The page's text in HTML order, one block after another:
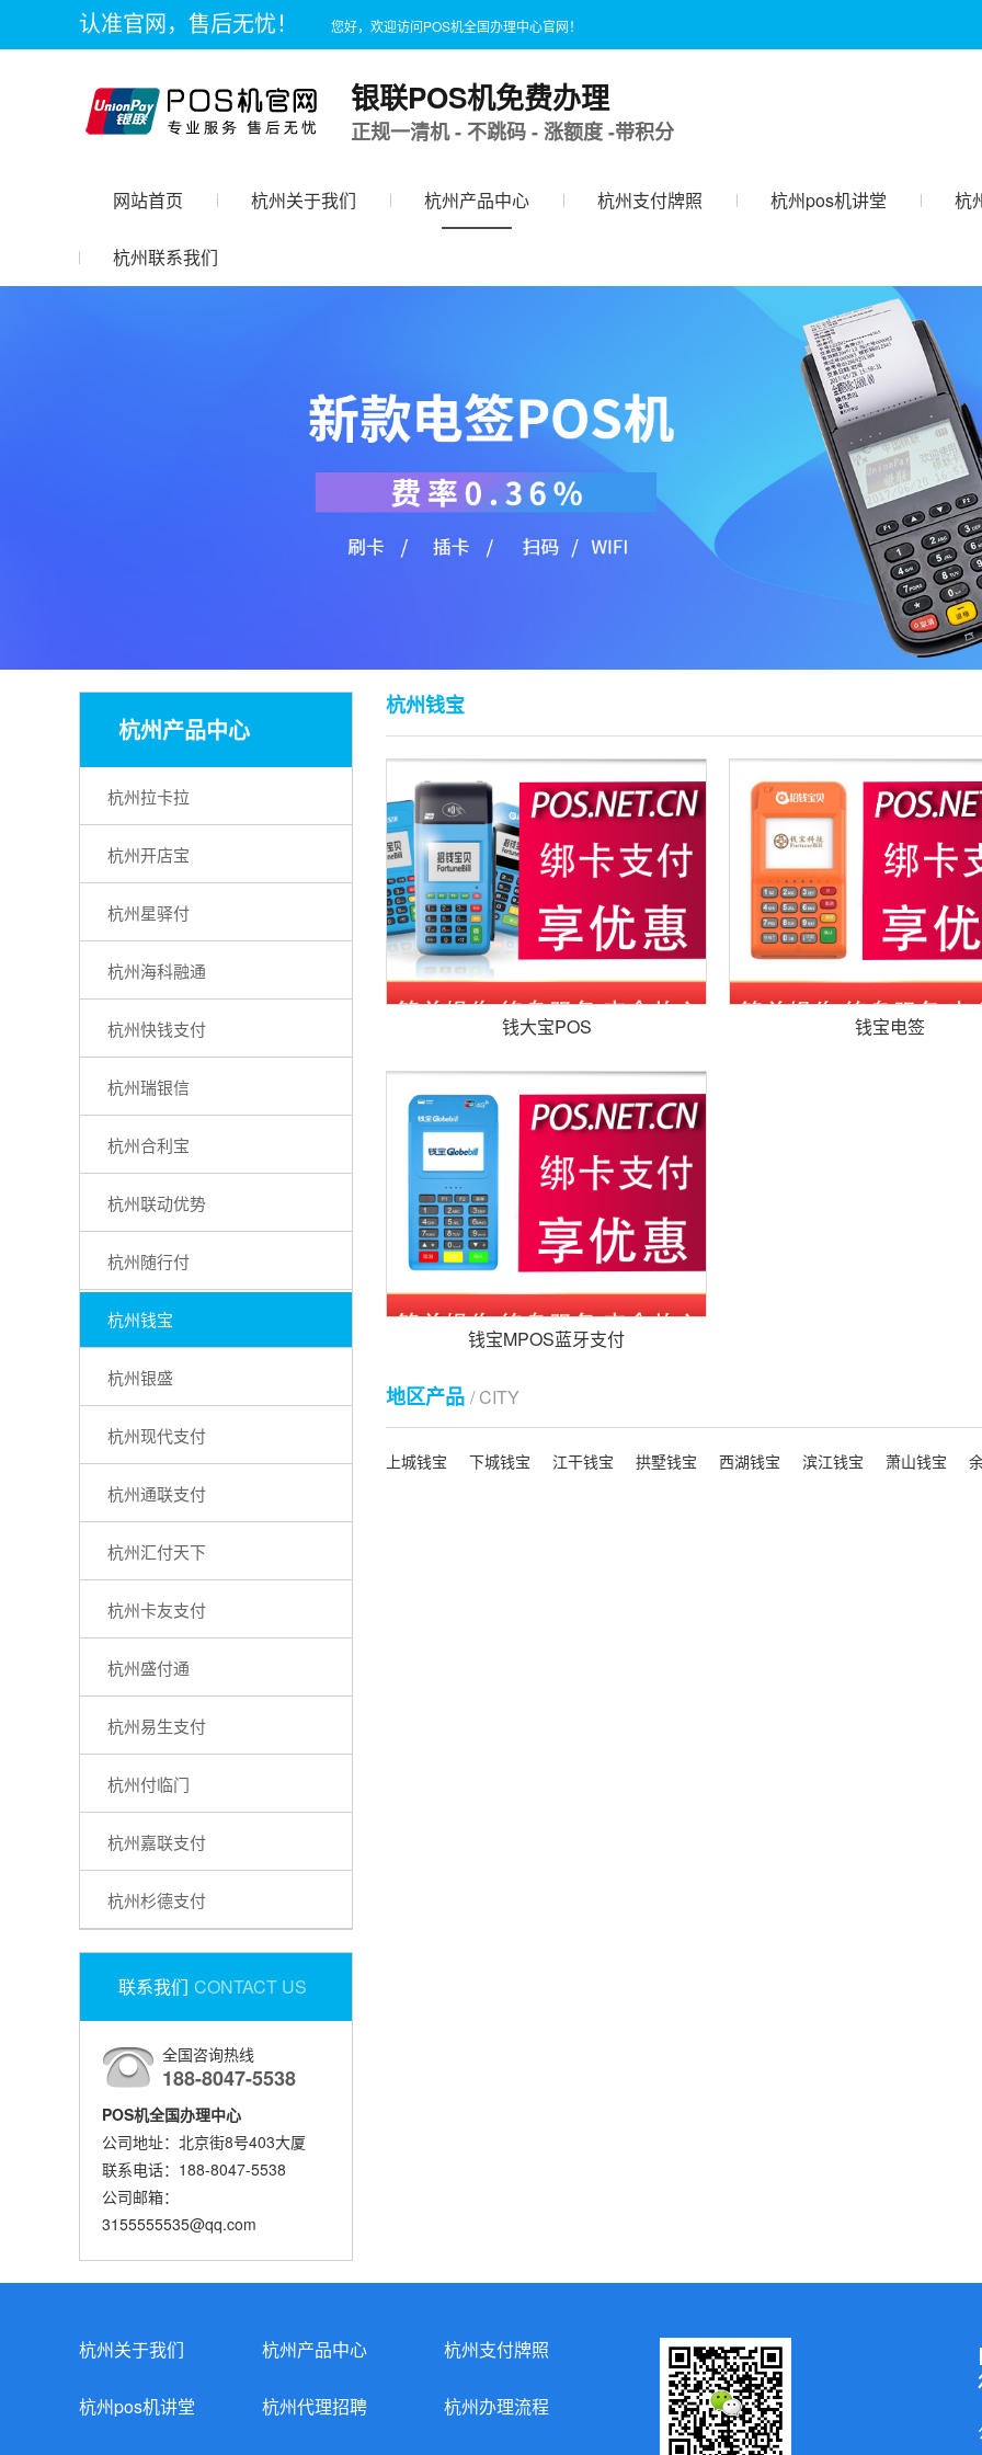
认准官网，售后无忧！ 您好，欢迎访问POS机全国办理中心官网！
银联POS机免费办理
正规一清机 - 不跳码 - 涨额度 -带积分
网站首页 杭州关于我们 杭州产品中心 杭州支付牌照 杭州pos机讲堂 杭
杭州联系我们
杭州产品中心
杭州拉卡拉
杭州开店宝
杭州星驿付
杭州海科融通
杭州快钱支付
杭州瑞银信
杭州合利宝
杭州联动优势
杭州随行付
杭州钱宝
杭州银盛
杭州现代支付
杭州通联支付
杭州汇付天下
杭州卡友支付
杭州盛付通
杭州易生支付
杭州付临门
杭州嘉联支付
杭州杉德支付
联系我们 CONTACT US
全国咨询热线
188-8047-5538
POS机全国办理中心
公司地址：北京街8号403大厦
联系电话：188-8047-5538
公司邮箱：
3155555535@qq.com
杭州钱宝
钱大宝POS 钱宝电签
钱宝MPOS蓝牙支付
地区产品 / CITY
上城钱宝 下城钱宝 江干钱宝 拱墅钱宝 西湖钱宝 滨江钱宝 萧山钱宝
杭州关于我们 杭州产品中心 杭州支付牌照
杭州pos机讲堂 杭州代理招聘 杭州办理流程